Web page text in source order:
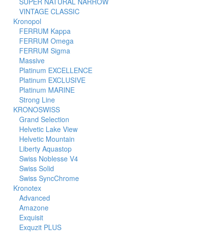
VINTAGE CLASSIC
Kronopol
FERRUM Kappa
FERRUM Omega
FERRUM Sigma
Massive
Platinum EXCELLENCE
Platinum EXCLUSIVE
Platinum MARINE
Strong Line
KRONOSWISS
Grand Selection
Helvetic Lake View
Helvetic Mountain
Liberty Aquastop
Swiss Noblesse V4
Swiss Solid
Swiss SyncChrome
Kronotex
Advanced
Amazone
Exquisit
Exquzit PLUS